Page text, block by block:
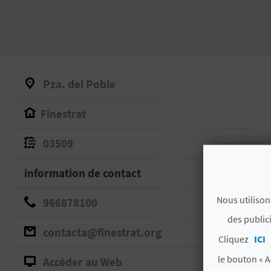
Pza. del Poble
Finestrat
03509
information de contact
966878100
contacta@finestrat.org
Accéder au Web
Nous
des
Cliquez ICI
le bouton «